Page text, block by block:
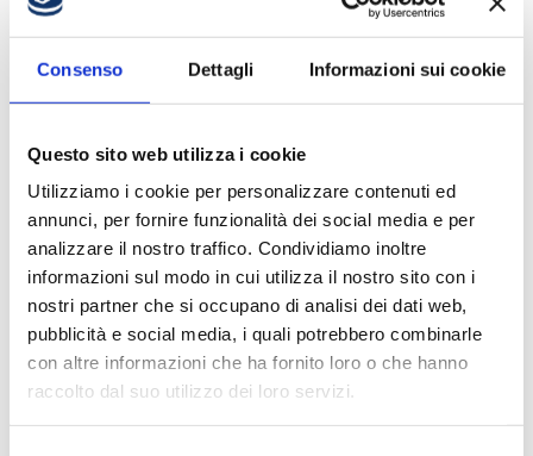
Consenso Dettagli Informazioni sui cookie
Questo sito web utilizza i cookie
Utilizziamo i cookie per personalizzare contenuti ed
annunci, per fornire funzionalità dei social media e per
analizzare il nostro traffico. Condividiamo inoltre
informazioni sul modo in cui utilizza il nostro sito con i
nostri partner che si occupano di analisi dei dati web,
pubblicità e social media, i quali potrebbero combinarle
con altre informazioni che ha fornito loro o che hanno
raccolto dal suo utilizzo dei loro servizi.
IL PROGRAMMA DEL
PRECAMPIONATO
6 Agosto 2026